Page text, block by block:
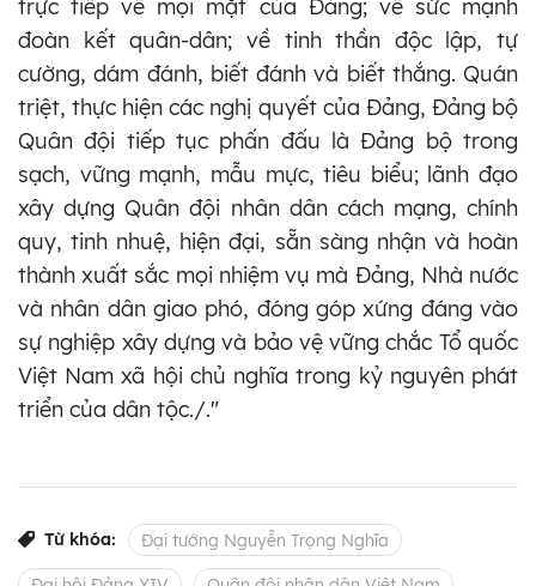
trực tiếp về mọi mặt của Đảng; về sức mạnh
đoàn kết quân-dân; về tinh thần độc lập, tự
cường, dám đánh, biết đánh và biết thắng. Quán
triệt, thực hiện các nghị quyết của Đảng, Đảng bộ
Quân đội tiếp tục phấn đấu là Đảng bộ trong
sạch, vững mạnh, mẫu mực, tiêu biểu; lãnh đạo
xây dựng Quân đội nhân dân cách mạng, chính
quy, tinh nhuệ, hiện đại, sẵn sàng nhận và hoàn
thành xuất sắc mọi nhiệm vụ mà Đảng, Nhà nước
và nhân dân giao phó, đóng góp xứng đáng vào
sự nghiệp xây dựng và bảo vệ vững chắc Tổ quốc
Việt Nam xã hội chủ nghĩa trong kỷ nguyên phát
triển của dân tộc./."
Từ khóa: Đại tướng Nguyễn Trọng Nghĩa